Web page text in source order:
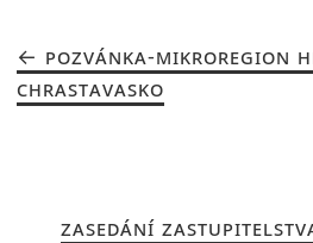
POZVÁNKA-MIKROREGION
CHRASTAVASKO
ZASEDÁNÍ